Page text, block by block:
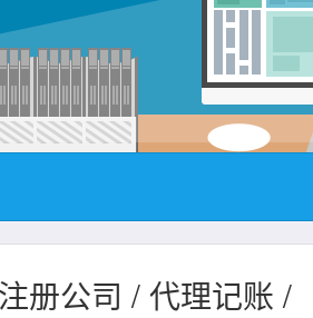
册公司 / 代理记账 /